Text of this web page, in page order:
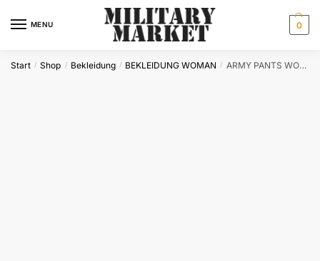
MENU 0
Start / Shop / Bekleidung / BEKLEIDUNG WOMAN / ARMY PANTS WOMAN OLIV